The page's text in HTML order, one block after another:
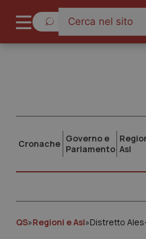
Cronache Governo e
Parlamento Asl
QS»Regioni e Asl»Distretto